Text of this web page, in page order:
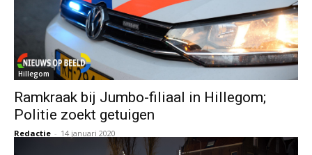
Hillegom
Ramkraak bij Jumbo-filiaal in Hillegom;
Politie zoekt getuigen
Redactie - 14 januari 2020